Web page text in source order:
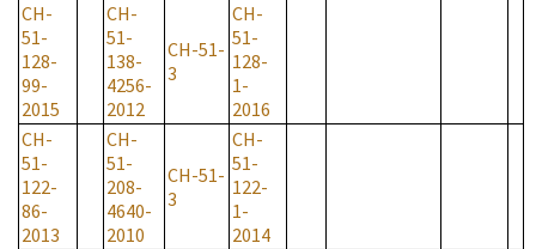
CH-
51-
128-
99-
2015
CH-
51-
138-
4256-
2012
CH-51-
3
CH-
51-
128-
1-
2016
CH-
51-
122-
86-
2013
CH-
51-
208-
4640-
2010
CH-51-
3
CH-
51-
122-
1-
2014